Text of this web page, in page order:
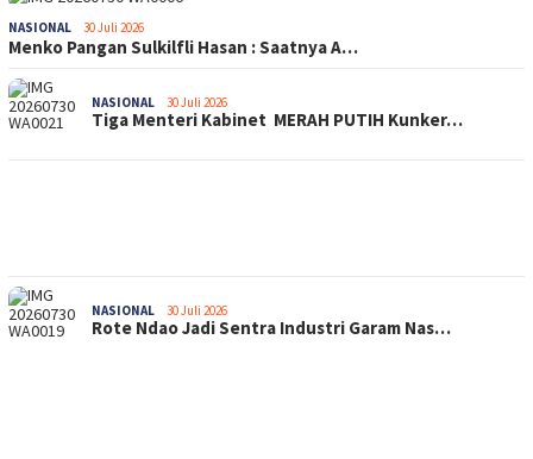
NASIONAL 30 Juli 2026
Menko Pangan Sulkilfli Hasan : Saatnya A…
NASIONAL 30 Juli 2026
Tiga Menteri Kabinet MERAH PUTIH Kunker…
NASIONAL 30 Juli 2026
Rote Ndao Jadi Sentra Industri Garam Nas…